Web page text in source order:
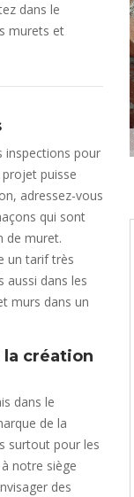
dans le
murets et
inspections pour
puisse
adressez-vous
qui sont
de muret.
un tarif très
aussi dans les
murs dans un
création
dans le
de la
surtout pour les
notre siège
des